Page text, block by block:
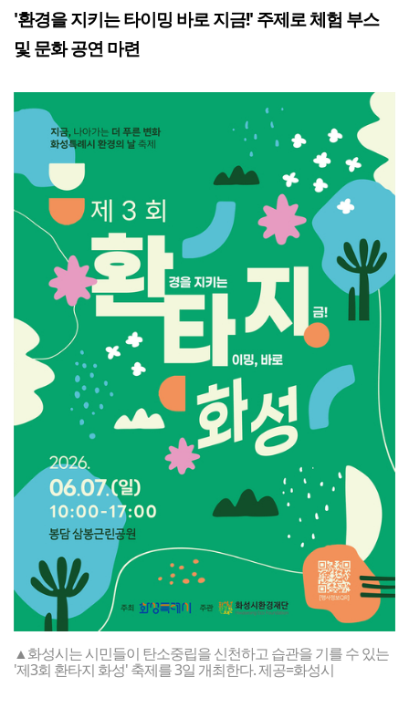
'환경을 지키는 타이밍 바로 지금!' 주제로 체험 부스
및 문화 공연 마련
▲화성시는 시민들이 탄소중립을 신천하고 습관을 기를 수 있는
'제3회 환타지 화성' 축제를 3일 개최한다. 제공=화성시